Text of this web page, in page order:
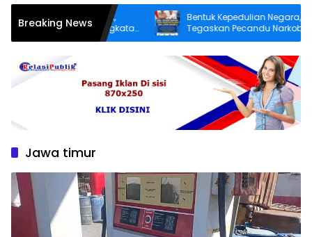
Breaking News
Layak,
Desa Angkatan
Jalan Rusak
Bentuk Kepedulian Negara, BNN
Tegaskan Pecandu Narkoba yang Lapor
Sukarela Tidak akan Dipenjara
Jawa timur